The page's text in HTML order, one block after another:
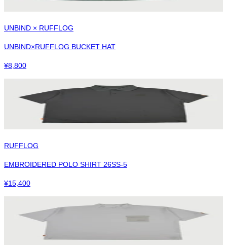
UNBIND × RUFFLOG
UNBIND×RUFFLOG BUCKET HAT
¥8,800
RUFFLOG
EMBROIDERED POLO SHIRT 26SS-5
¥15,400